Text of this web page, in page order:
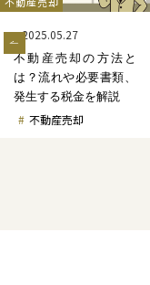
2025.05.27
不動産売却の方法と
は？流れや必要書類、
発生する税金を解説
不動産売却